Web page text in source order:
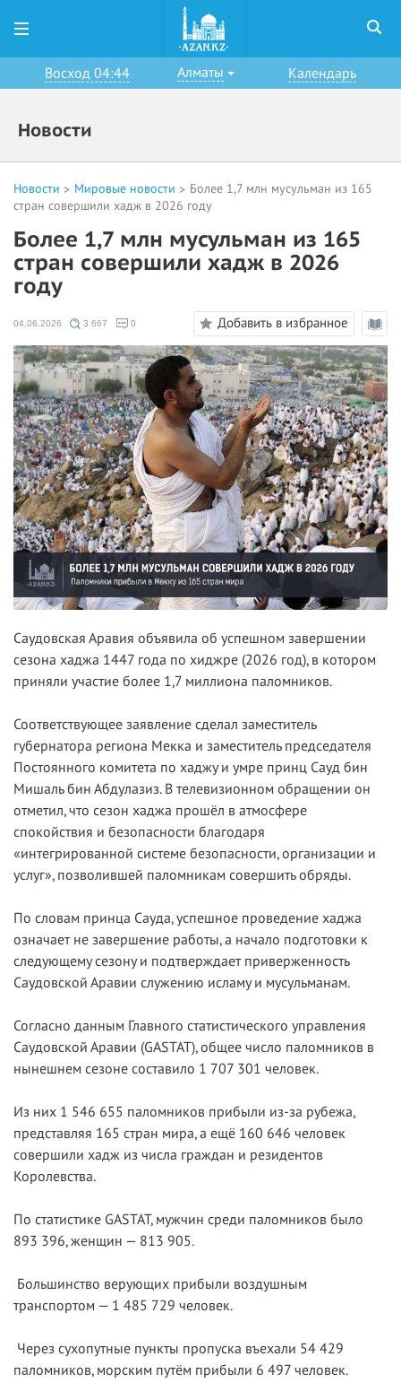
Восход 04:44 Алматы Календарь
Новости
Новости Мировые новости
Более 1,7 млн мусульман из 165
стран совершили хадж в 2026 году
Более 1,7 млн мусульман из 165
стран совершили хадж в 2026
году
04.06.2026 3 667 0
Добавить в избранное
Саудовская Аравия объявила об успешном завершении
сезона хаджа 1447 года по хиджре (2026 год), в котором
приняли участие более 1,7 миллиона паломников.
Соответствующее заявление сделал заместитель
губернатора региона Мекка и заместитель председателя
Постоянного комитета по хаджу и умре принц Сауд бин
Мишаль бин Абдулазиз. В телевизионном обращении он
отметил, что сезон хаджа прошёл в атмосфере
спокойствия и безопасности благодаря
«интегрированной системе безопасности, организации и
услуг», позволившей паломникам совершить обряды.
По словам принца Сауда, успешное проведение хаджа
означает не завершение работы, а начало подготовки к
следующему сезону и подтверждает приверженность
Саудовской Аравии служению исламу и мусульманам.
Согласно данным Главного статистического управления
Саудовской Аравии (GASTAT), общее число паломников в
нынешнем сезоне составило 1 707 301 человек.
Из них 1 546 655 паломников прибыли из-за рубежа,
представляя 165 стран мира, а ещё 160 646 человек
совершили хадж из числа граждан и резидентов
Королевства.
По статистике GASTAT, мужчин среди паломников было
893 396, женщин — 813 905.
Большинство верующих прибыли воздушным
транспортом — 1 485 729 человек.
Через сухопутные пункты пропуска въехали 54 429
паломников, морским путём прибыли 6 497 человек.